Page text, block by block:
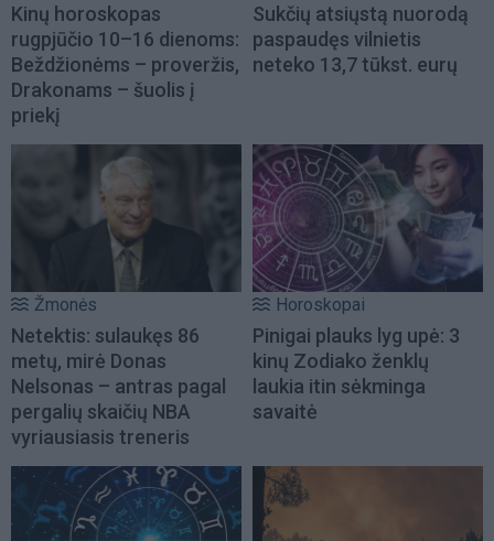
Kinų horoskopas
rugpjūčio 10–16 dienoms:
Beždžionėms – proveržis,
Drakonams – šuolis į
priekį
Sukčių atsiųstą nuorodą
paspaudęs vilnietis
neteko 13,7 tūkst. eurų
Žmonės
Netektis: sulaukęs 86
metų, mirė Donas
Nelsonas – antras pagal
pergalių skaičių NBA
vyriausiasis treneris
Horoskopai
Pinigai plauks lyg upė: 3
kinų Zodiako ženklų
laukia itin sėkminga
savaitė